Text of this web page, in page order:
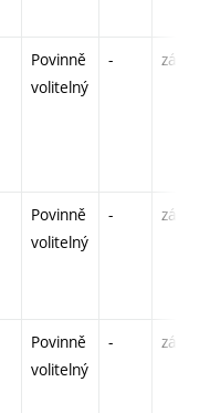
Povinně
volitelný
- zá
Povinně
volitelný
- zá
Povinně
volitelný
- zá